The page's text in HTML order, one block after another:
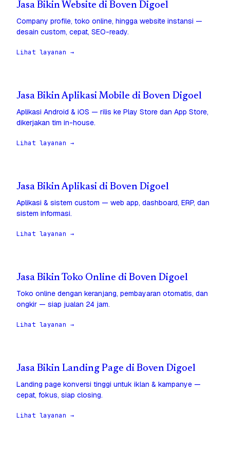
Jasa Bikin Website di Boven Digoel
Company profile, toko online, hingga website instansi —
desain custom, cepat, SEO-ready.
Lihat layanan →
Jasa Bikin Aplikasi Mobile di Boven Digoel
Aplikasi Android & iOS — rilis ke Play Store dan App Store,
dikerjakan tim in-house.
Lihat layanan →
Jasa Bikin Aplikasi di Boven Digoel
Aplikasi & sistem custom — web app, dashboard, ERP, dan
sistem informasi.
Lihat layanan →
Jasa Bikin Toko Online di Boven Digoel
Toko online dengan keranjang, pembayaran otomatis, dan
ongkir — siap jualan 24 jam.
Lihat layanan →
Jasa Bikin Landing Page di Boven Digoel
Landing page konversi tinggi untuk iklan & kampanye —
cepat, fokus, siap closing.
Lihat layanan →